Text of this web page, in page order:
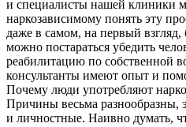
и специалисты нашей клиники
наркозависимому понять эту
даже в самом, на первый
можно постараться убедить
реабилитацию по собственной
консультанты имеют опыт и
Почему люди употребляют
Причины весьма разнообразны,
и личностные. Наивно думать,